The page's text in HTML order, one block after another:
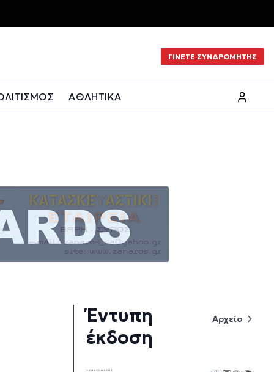
ΓΙΝΕΤΕ ΣΥΝΔΡΟΜΗΤΗΣ
ΑΘΛΗΤΙΚΑ
Έντυπη
έκδοση
Αρχείο